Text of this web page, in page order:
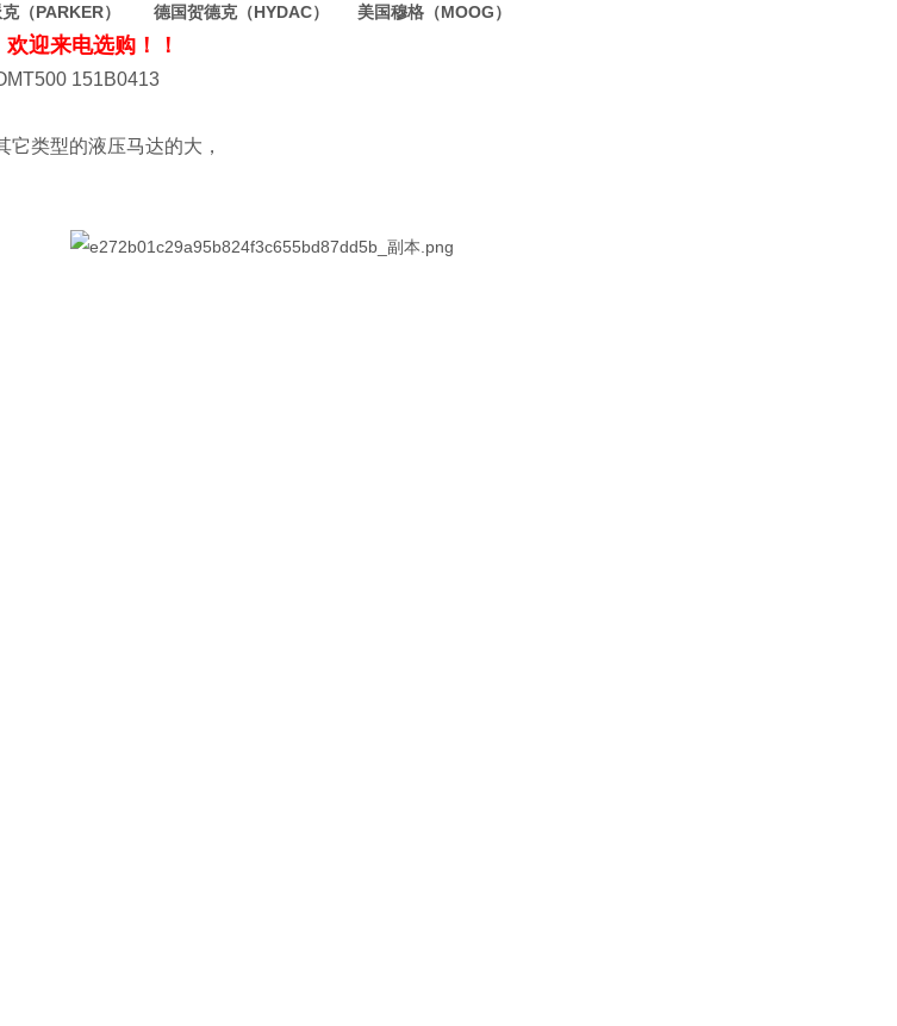
PARKER） 德国贺德克（HYDAC） 美国穆格（MOOG）
迎来电选购！！
151B0413
类型的液压马达的大，